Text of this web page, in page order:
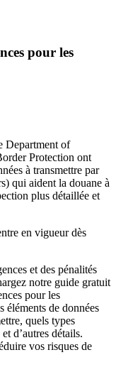
pour les
Department of
Protection ont
à transmettre par
qui aident la douane à
plus détaillée et
en vigueur dès
et des pénalités
notre guide gratuit
pour les
éléments de données
quels types
d’autres détails.
vos risques de